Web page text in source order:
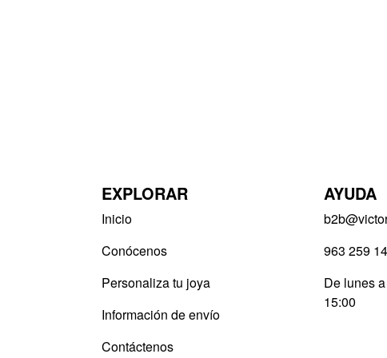
AYUDA
963 259
De lunes
15:00
EXPLORAR
Inicio
Conócenos
Personaliza tu joya
Información de envío
Contáctenos